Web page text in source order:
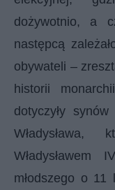
dożywotnio, a
następcą
obywateli –
historii
dotyczyły
młodszego o